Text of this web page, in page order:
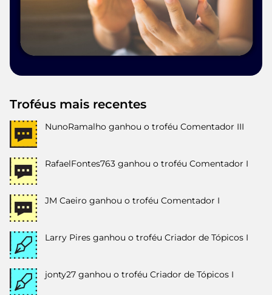
Troféus mais recentes
NunoRamalho ganhou o troféu Comentador III
RafaelFontes763 ganhou o troféu Comentador I
JM Caeiro ganhou o troféu Comentador I
Larry Pires ganhou o troféu Criador de Tópicos I
jonty27 ganhou o troféu Criador de Tópicos I